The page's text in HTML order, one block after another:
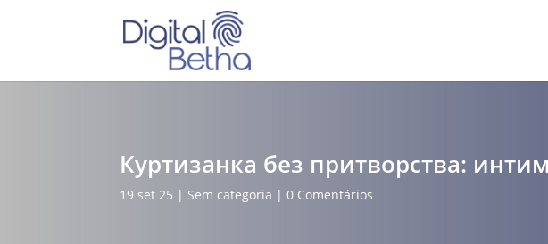
Куртизанка без притворства:
19 set 25 | Sem categoria |0 Comentários